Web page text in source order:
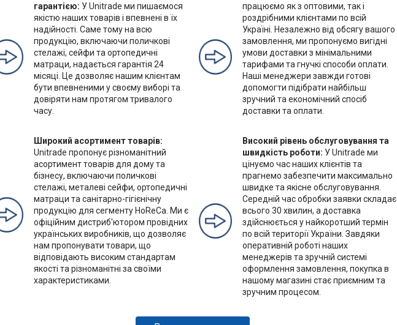
гарантією: У Unitrade ми пишаємося
якістю наших товарів і впевнені в їх
надійності. Саме тому на всю
продукцію, включаючи поличкові
стелажі, сейфи та ортопедичні
матраци, надається гарантія 24
місяці. Це дозволяє нашим клієнтам
бути впевненими у своєму виборі та
довіряти нам протягом тривалого
часу.
Широкий асортимент товарів:
Unitrade пропонує різноманітний
асортимент товарів для дому та
бізнесу, включаючи поличкові
стелажі, металеві сейфи, ортопедичні
матраци та санітарно-гігієнічну
продукцію для сегменту HoReCa. Ми є
офіційним дистриб'ютором провідних
українських виробників, що дозволяє
нам пропонувати товари, що
відповідають високим стандартам
якості та різноманітні за своїми
характеристиками.
працюємо як з оптовими, так і
роздрібними клієнтами по всій
Україні. Незалежно від обсягу вашого
замовлення, ми пропонуємо вигідні
умови доставки з мінімальними
тарифами та гнучкі способи оплати.
Наші менеджери завжди готові
допомогти підібрати найбільш
зручний та економічний спосіб
доставки та оплати.
Високий рівень обслуговування та
швидкість роботи: У Unitrade ми
цінуємо час наших клієнтів та
прагнемо забезпечити максимально
швидке та якісне обслуговування.
Середній час обробки заявки складає
всього 30 хвилин, а доставка
здійснюється у найкоротший термін
по всій території України. Завдяки
оперативній роботі наших
менеджерів та зручній системі
оформлення замовлення, покупка в
нашому магазині стає приємним та
зручним процесом.